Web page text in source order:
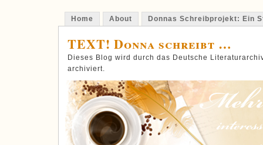
Home About Donnas Schreibprojekt: Ein
TEXT! Donna schreibt …
Dieses Blog wird durch das Deutsche
archiviert.